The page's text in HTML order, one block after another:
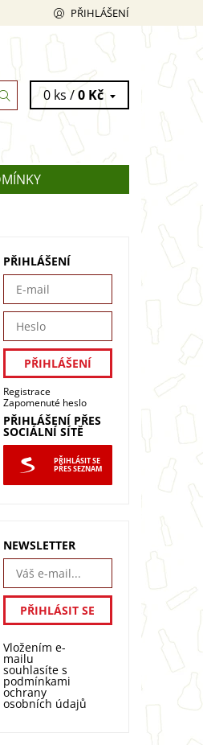
PŘIHLÁŠENÍ
0 ks /0 Kč
PŘIHLÁŠENÍ
Registrace
Zapomenuté heslo
PŘIHLÁŠENÍ PŘES
SOCIÁLNÍ SÍTĚ
PŘIHLÁSIT SE
PŘES SEZNAM
NEWSLETTER
Vložením e-
mailu
souhlasíte s
podmínkami
ochrany
osobních údajů